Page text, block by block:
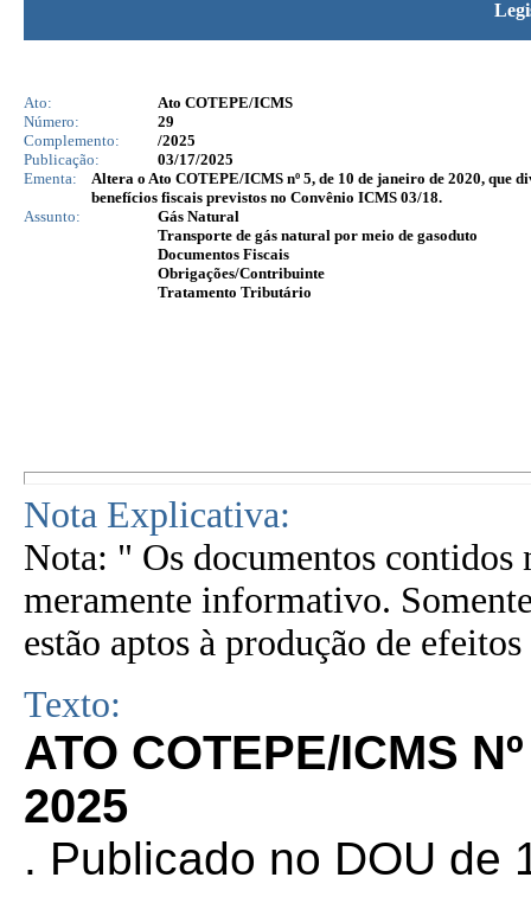
Ato:
Ato COTEPE/ICMS
Número:
29
Complemento:
/2025
Publicação:
03/17/2025
Ementa:
Altera o Ato COTEPE/ICMS nº 5, de 10 de janeiro de 2020, que
benefícios fiscais previstos no Convênio ICMS 03/18.
Assunto:
Gás Natural
Transporte de gás natural por meio de gasoduto
Documentos Fiscais
Obrigações/Contribuinte
Tratamento Tributário
Nota Explicativa:
Nota: " Os documentos contidos
meramente informativo.
estão aptos à produção de
Texto:
ATO COTEPE/ICMS
2025
. Publicado no DOU de